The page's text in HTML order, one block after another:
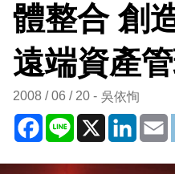
體整合 創
遠端資產
2008 / 06 / 20 吳依恂
Facebook
Line X